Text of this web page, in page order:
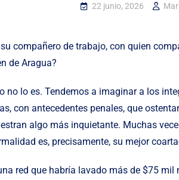
22 junio, 2026
compañero de trabajo, con quien
de Aragua?
no lo es. Tendemos a imaginar a los
con antecedentes penales, que
algo más inquietante. Muchas
es, precisamente, su mejor
red que habría lavado más de $75